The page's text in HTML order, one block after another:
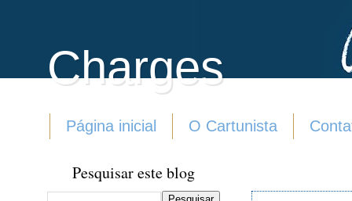
Charges
Página inicial O Cartunista
Pesquisar este blog